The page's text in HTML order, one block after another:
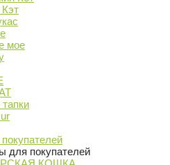
мое
для покупателей